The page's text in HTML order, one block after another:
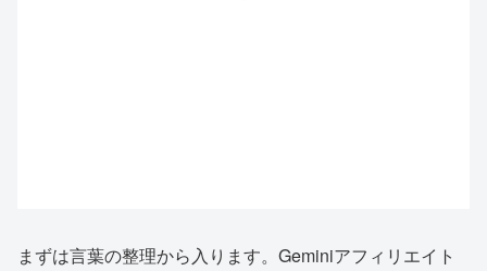
まずは言葉の整理から入ります。Geminiアフィリエイト